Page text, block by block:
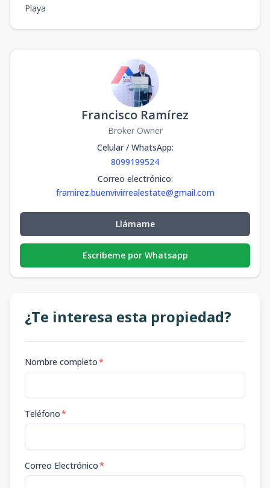
Playa
Francisco Ramírez
Broker Owner
Celular / WhatsApp:
8099199524
Correo electrónico:
framirez.buenvivirrealestate@gmail.com
Llámame
Escribeme por Whatsapp
¿Te interesa esta propiedad?
Nombre completo*
Teléfono*
Correo Electrónico*